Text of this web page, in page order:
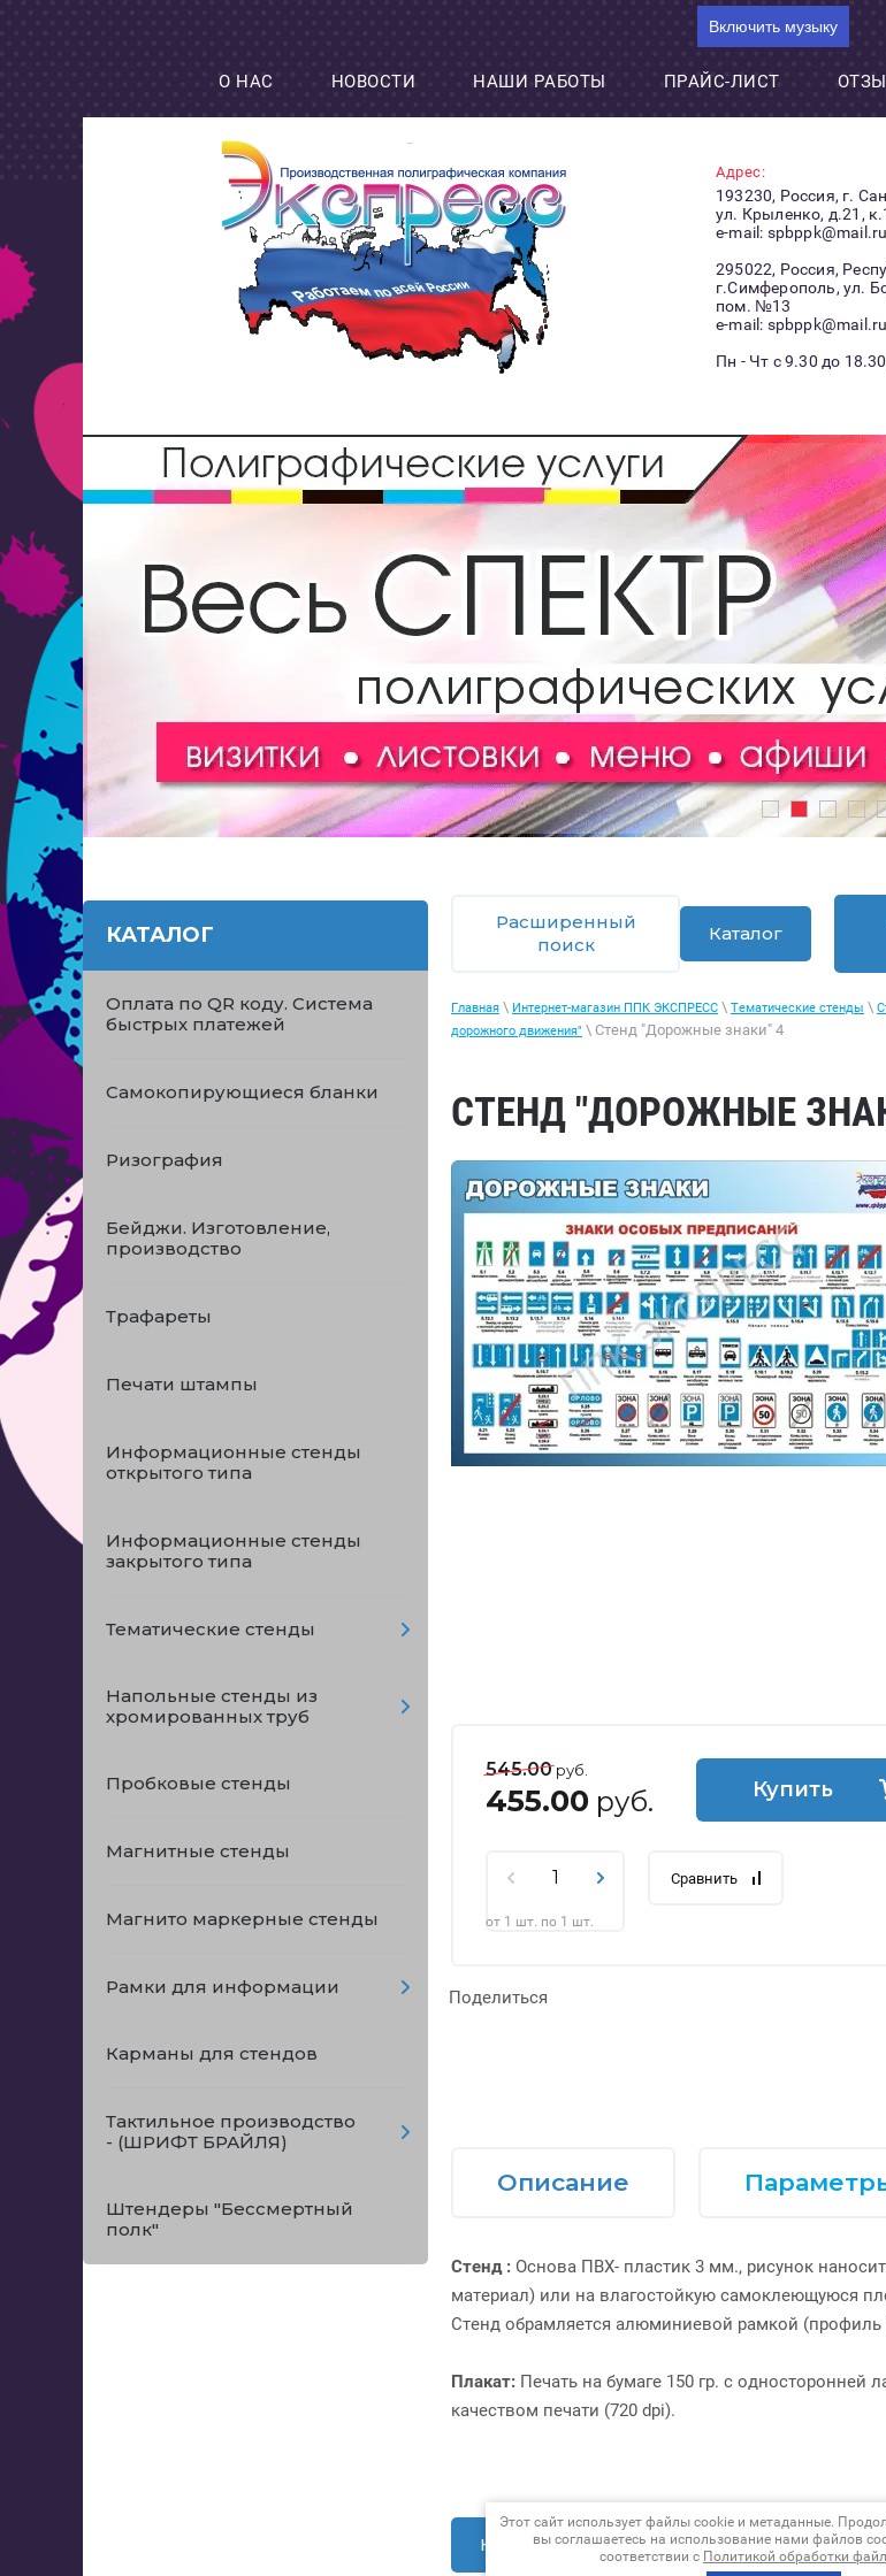
Включить музыку
О НАС НОВОСТИ НАШИ РАБОТЫ ПРАЙС-ЛИСТ
Адрес:
193230, Россия, г.
ул. Крыленко, д.21,
e-mail: spbppk@mail.ru
295022, Россия,
г.Симферополь, ул.
пом. №13
e-mail: spbppk@mail.ru
Пн - Чт с 9.30 до
3
КАТАЛОГ
Оплата по QR коду. Система
быстрых платежей
Самокопирующиеся бланки
Ризография
Бейджи. Изготовление,
производство
Трафареты
Печати штампы
Информационные стенды
открытого типа
Информационные стенды
закрытого типа
Тематические стенды
Напольные стенды из
хромированных труб
Пробковые стенды
Магнитные стенды
Магнито маркерные стенды
Рамки для информации
Карманы для стендов
Тактильное производство
- (ШРИФТ БРАЙЛЯ)
Штендеры "Бессмертный
полк"
Расширенный
поиск
Каталог
Главная \ Интернет-магазин ППК ЭКСПРЕСС \ Тематические стенды \
дорожного движения" \ Стенд "Дорожные знаки" 4
СТЕНД "ДОРОЖНЫЕ
545.00руб.
455.00 руб.
от 1 шт. по 1 шт.
Купить
Сравнить
Поделиться
Описание
Стенд : Основа ПВХ- пластик 3 мм., рисунок
материал) или на влагостойкую самоклеющуюся
Стенд обрамляется алюминиевой рамкой
Плакат: Печать на бумаге 150 гр. с
качеством печати (720 dpi).
Назад
Этот сайт использует файлы cookie и метаданные.
вы соглашаетесь на использование нами файлов
соответствии с Политикой обработки